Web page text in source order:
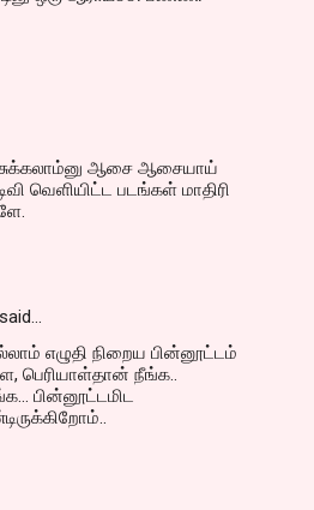
ஆசை ஆசையாய்
வெளியிட்ட படங்கள் மாதிரி
said…
எழுதி நிறைய பின்னூட்டம்
பெரியாள்தான் நீங்க..
பின்னூட்டமிட